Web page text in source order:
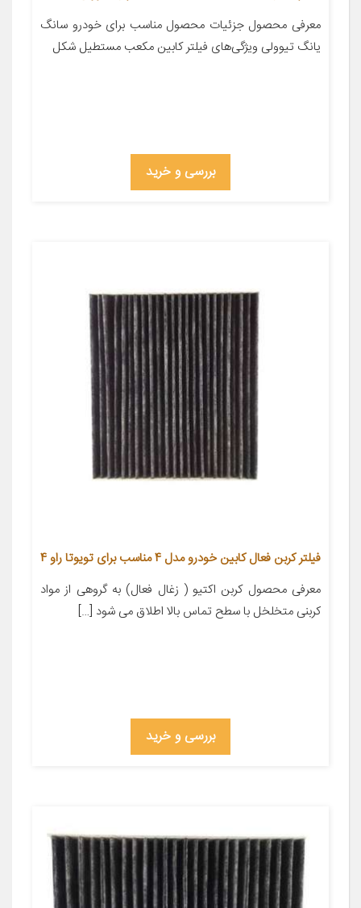
معرفی محصول جزئیات محصول مناسب برای خودرو سانگ
یانگ تیوولی ویژگی‌های فیلتر کابین مکعب مستطیل شکل
بررسی و خرید
فیلتر کربن فعال کابین خودرو مدل 4 مناسب برای تویوتا راو 4
معرفی محصول کربن اکتیو ( زغال فعال) به گروهی از مواد
کربنی متخلخل با سطح تماس بالا اطلاق می شود […]
بررسی و خرید